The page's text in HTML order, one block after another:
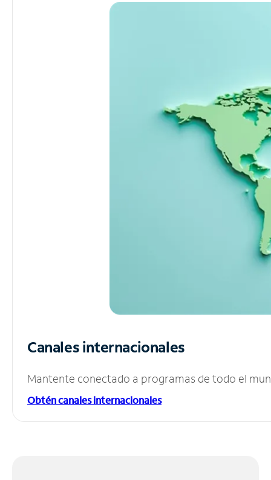
Canales internacionales
Mantente conectado a programas de todo el
Obtén canales internacionales